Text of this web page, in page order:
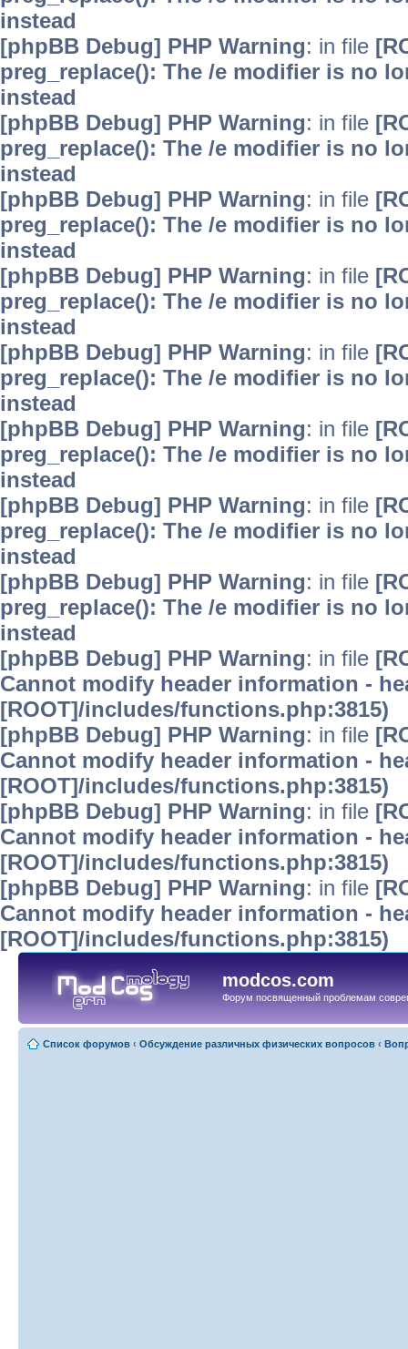
instead
[phpBB Debug] PHP Warning: in file
preg_replace(): The /e modifier is no
instead
[phpBB Debug] PHP Warning: in file
preg_replace(): The /e modifier is no
instead
[phpBB Debug] PHP Warning: in file
preg_replace(): The /e modifier is no
instead
[phpBB Debug] PHP Warning: in file
preg_replace(): The /e modifier is no
instead
[phpBB Debug] PHP Warning: in file
preg_replace(): The /e modifier is no
instead
[phpBB Debug] PHP Warning: in file
preg_replace(): The /e modifier is no
instead
[phpBB Debug] PHP Warning: in file
preg_replace(): The /e modifier is no
instead
[phpBB Debug] PHP Warning: in file
preg_replace(): The /e modifier is no
instead
[phpBB Debug] PHP Warning: in file
Cannot modify header information -
[ROOT]/includes/functions.php:3815)
[phpBB Debug] PHP Warning: in file
Cannot modify header information -
[ROOT]/includes/functions.php:3815)
[phpBB Debug] PHP Warning: in file
Cannot modify header information -
[ROOT]/includes/functions.php:3815)
[phpBB Debug] PHP Warning: in file
Cannot modify header information -
[ROOT]/includes/functions.php:3815)
modcos.com
Форум посвященный проблемам
Список форумов ‹ Обсуждение различных физических вопросов ‹